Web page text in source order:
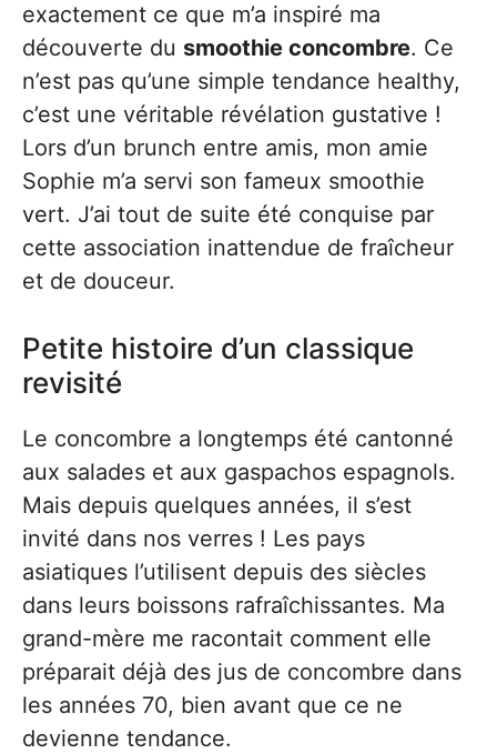
exactement ce que m’a inspiré ma
découverte du smoothie concombre. Ce
n’est pas qu’une simple tendance healthy,
c’est une véritable révélation gustative !
Lors d’un brunch entre amis, mon amie
Sophie m’a servi son fameux smoothie
vert. J’ai tout de suite été conquise par
cette association inattendue de fraîcheur
et de douceur.
Petite histoire d’un classique
revisité
Le concombre a longtemps été cantonné
aux salades et aux gaspachos espagnols.
Mais depuis quelques années, il s’est
invité dans nos verres ! Les pays
asiatiques l’utilisent depuis des siècles
dans leurs boissons rafraîchissantes. Ma
grand-mère me racontait comment elle
préparait déjà des jus de concombre dans
les années 70, bien avant que ce ne
devienne tendance.